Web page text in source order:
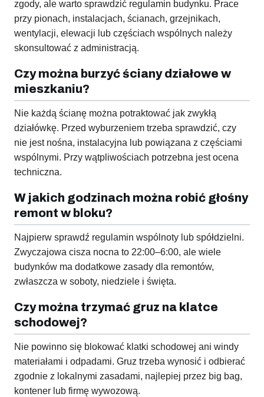
zgody, ale warto sprawdzić regulamin budynku. Prace
przy pionach, instalacjach, ścianach, grzejnikach,
wentylacji, elewacji lub częściach wspólnych należy
skonsultować z administracją.
Czy można burzyć ściany działowe w
mieszkaniu?
Nie każdą ścianę można potraktować jak zwykłą
działówkę. Przed wyburzeniem trzeba sprawdzić, czy
nie jest nośna, instalacyjna lub powiązana z częściami
wspólnymi. Przy wątpliwościach potrzebna jest ocena
techniczna.
W jakich godzinach można robić głośny
remont w bloku?
Najpierw sprawdź regulamin wspólnoty lub spółdzielni.
Zwyczajowa cisza nocna to 22:00–6:00, ale wiele
budynków ma dodatkowe zasady dla remontów,
zwłaszcza w soboty, niedziele i święta.
Czy można trzymać gruz na klatce
schodowej?
Nie powinno się blokować klatki schodowej ani windy
materiałami i odpadami. Gruz trzeba wynosić i odbierać
zgodnie z lokalnymi zasadami, najlepiej przez big bag,
kontener lub firmę wywozową.